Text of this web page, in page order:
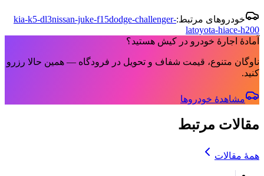
خودروهای مرتبط: kia-k5-dl3nissan-juke-f15dodge-challenger-
latoyota-hiace-h200
آمادهٔ اجارهٔ خودرو در کیش هستید؟
ناوگان متنوع، قیمت شفاف و تحویل در فرودگاه — همین حالا رزرو
کنید.
مشاهدهٔ خودروها
مقالات مرتبط
همهٔ مقالات